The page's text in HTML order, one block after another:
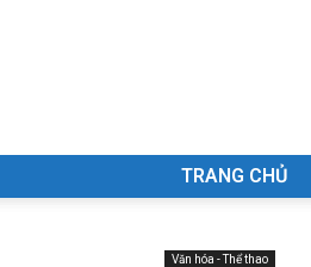
Công
TRANG CHỦ
Văn hóa - Thể thao